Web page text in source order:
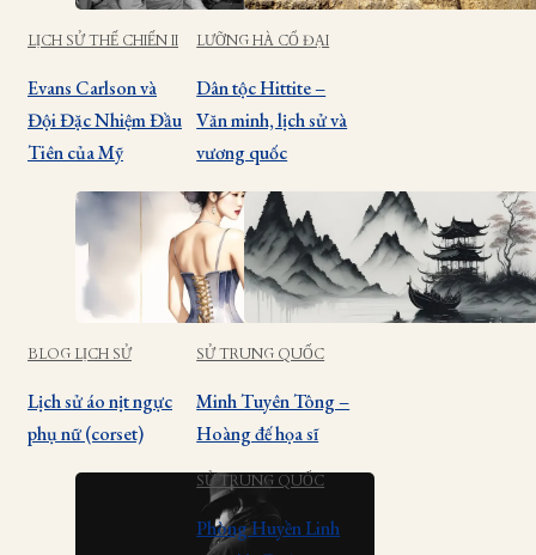
LỊCH SỬ THẾ CHIẾN II
Evans Carlson và
Đội Đặc Nhiệm Đầu
Tiên của Mỹ
LƯỠNG HÀ CỔ ĐẠI
Dân tộc Hittite –
Văn minh, lịch sử và
vương quốc
BLOG LỊCH SỬ
Lịch sử áo nịt ngực
phụ nữ (corset)
SỬ TRUNG QUỐC
Minh Tuyên Tông –
Hoàng đế họa sĩ
SỬ TRUNG QUỐC
Phòng Huyền Linh